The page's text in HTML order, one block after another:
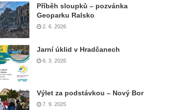
Příběh sloupků – pozvánka
Geoparku Ralsko
2. 6. 2026
Jarní úklid v Hradčanech
6. 3. 2026
Výlet za podstávkou – Nový Bor
7. 9. 2025